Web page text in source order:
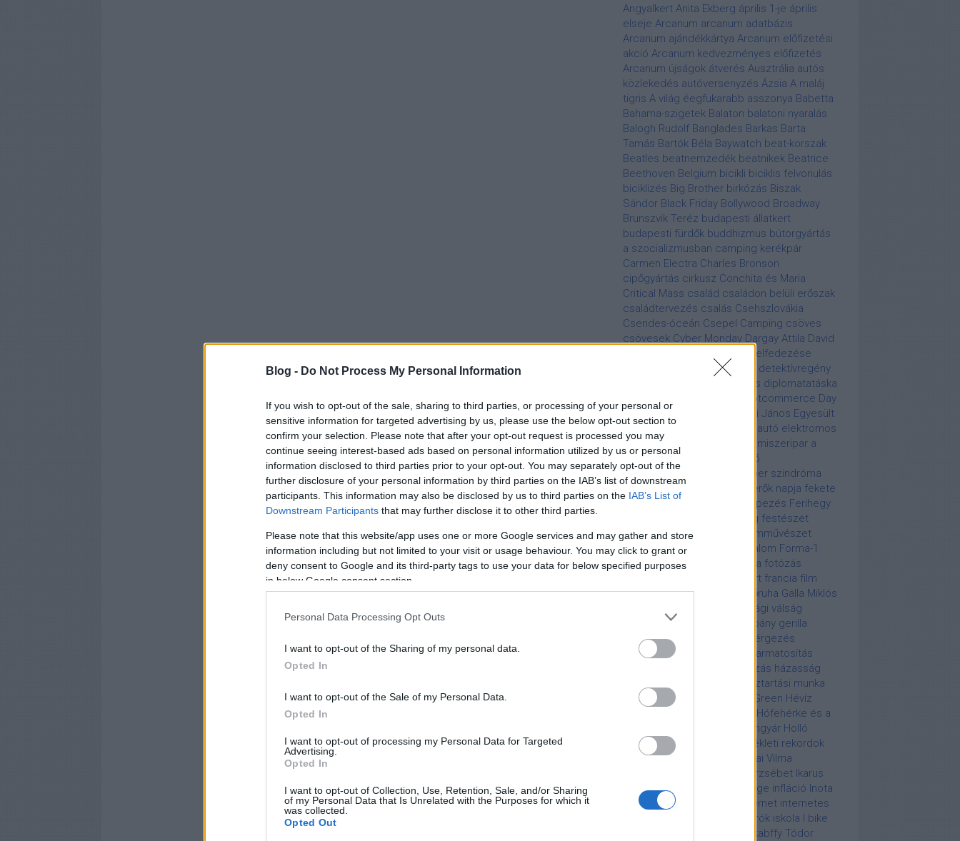
Blog - Do Not Process My Personal Information
If you wish to opt-out of the sale, sharing to third parties, or processing of your personal or
sensitive information for targeted advertising by us, please use the below opt-out section to
confirm your selection. Please note that after your opt-out request is processed you may
continue seeing interest-based ads based on personal information utilized by us or personal
information disclosed to third parties prior to your opt-out. You may separately opt-out of the
further disclosure of your personal information by third parties on the IAB’s list of downstream
participants. This information may also be disclosed by us to third parties on the IAB’s List of
Downstream Participants that may further disclose it to other third parties.
Please note that this website/app uses one or more Google services and may gather and store
information including but not limited to your visit or usage behaviour. You may click to grant or
deny consent to Google and its third-party tags to use your data for below specified purposes
in below Google consent section.
Personal Data Processing Opt Outs
I want to opt-out of the Sharing of my personal data.
Opted In
I want to opt-out of the Sale of my Personal Data.
Opted In
I want to opt-out of processing my Personal Data for Targeted
Advertising.
Opted In
I want to opt-out of Collection, Use, Retention, Sale, and/or Sharing
of my Personal Data that Is Unrelated with the Purposes for which it
was collected.
Opted Out
Angyalkert Anita Ekberg április 1-je április
elseje Arcanum arcanum adatbázis
Arcanum ajándékkártya Arcanum előfizetési
akció Arcanum kedvezményes előfizetés
Arcanum újságok átverés Ausztrália autós
közlekedés autóversenyzés Ázsia A maláj
tigris A világ éegfukarabb asszonya Babetta
Bahama-szigetek Balaton balatoni nyaralás
Balogh Rudolf Banglades Barkas Barta
Tamás Bartók Béla Baywatch beat-korszak
Beatles beatnemzedék beatnikek Beatrice
Beethoven Belgium bicikli biciklis felvonulás
biciklizés Big Brother birkózás Biszak
Sándor Black Friday Bollywood Broadway
Brunszvik Teréz budapesti állatkert
budapesti fürdők buddhizmus bútorgyártás
a szocializmusban camping kerékpár
Carmen Electra Charles Bronson
cipőgyártás cirkusz Conchita és Maria
Critical Mass család családon belüli erőszak
családtervezés csalás Csehszlovákia
Csendes-óceán Csepel Camping csöves
csövesek Cyber Monday Dargay Attila David
Déli-sark felfedezése
Dennis Tito
detektívregény
digitalizálás diplomatatáska
Dotcommerce Day
Édes élet
Egri János Egyesült
Államok elefánt elektromos autó elektromos
jármű elektronikus zene
élelmiszeripar a
szocializmusban
első repülő
Magyarországon
farkasember szindróma
Federico Fellini
Fegyveres erők napja fekete
himlő Fekete péntek fényképezés Ferihegy
fertőző betegség festészet
fesztivál Fidel Castro
filmművészet
focivébé fogyasztói társadalom Forma-1
Forma-3 forró drót fotográfia fotózás
Fóvárosi Állat- és Növénykert francia film
Freddie Mercury
fürdőruha Galla Miklós
gazdasági válság
Gerendai Károly
gerilla-kampány gerilla
marketing
gombamérgezés
gömbház
Green Monday
gyarmatosítás
hajózás házasság
háztartási munka
Helsinki olimpia 1952
Hetty Green Hévíz
Hófehérke és a
Hollóházi Porcelángyár Holló
Színház
Hollywood
hőmérsékleti rekordok
honvédség
Hugonnai Vilma
II. Erzsébet Ikarus
ikrek India India függetlensége infláció Inota
Inotai Hőerőmű
internet internetes
írók iskola I bike
Jakabffy Tódor